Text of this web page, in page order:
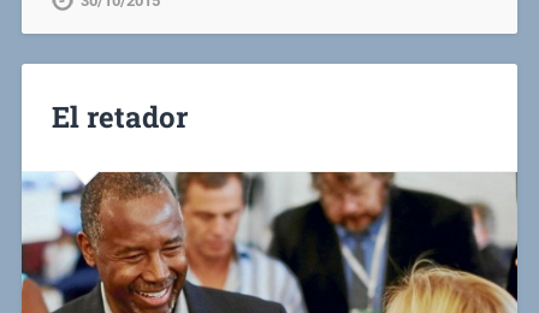
El retador